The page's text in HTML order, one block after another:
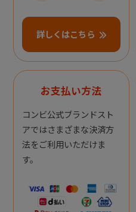
詳しくはこちら
お支払い方法
コンビ公式ブランドスト
アではさまざまな決済方
法をご利用いただけま
す。